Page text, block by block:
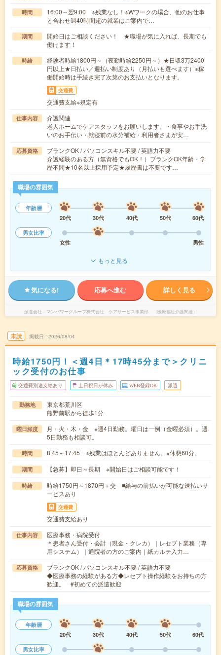
時間
16:00～翌9:00 ※残業なし！※Wワークの場合、他のお仕事
と合わせ週40時間超の就業はご案内で…
期間
開始日はご相談ください！ ★職場が気に入れば、長期でも
働けます！
時給
経験者時給1800円～（夜勤時給2250円～）★日収3万2400
円以上★日払い／週払い制度あり（月払いも選べます）※稼
働開始時は手続き完了次第のお支払いとなります。
交通費
交通費支給※規定有
仕事内容
介護関連
老人ホームでケアスタッフをお願いします。・食事やお手洗
いのお手伝い・就寝前の水分補給・利用者さまが安…
応募資格
ブランクOK / パソコンスキル不要 / 英語力不要
介護経験のある方（無資格でもOK！）ブランクOK年齢・学
歴不問★10名以上採用予定★履歴書は不要です…
職場の雰囲気
年齢層
20代
30代 40代 50代
60代
男女比率
女性
男性
もっと見る
気になる! 応募へ進む 詳しく見る
派遣会社 マンパワーグループ株式会社 ケアサービス事業部 （医療福祉介護関連）
未読 掲載日 2026/08/04
時給1750円！＜週4日＊17時45分まで＞クリニ
ック受付のお仕事
交通費別途支給あり 土日祝日が休み WEB登録OK 派遣
勤務地
東京都荒川区
熊野前駅から徒歩1分
曜日頻度
月・火・木・金 ※週4日勤務。曜日は一例（金曜必須）。週
5日勤務も相談可。
時間 8:45～17:45 ※残業はほとんどありません。※休憩60分。
期間 【急募】即日～長期 ※開始日はご相談可能です！
時給
時給1750円～1870円＋交 ■給与の前払いが可能な速払いサ
ービスあり
交通費
交通費支給あり
仕事内容
医療事務・病院受付
＊患者さん受付・会計（現金・クレカ）｜レセプト業務（専
用システム）｜通院者の方のご案内｜紙カルテ入力…
応募資格
ブランクOK / パソコンスキル不要 / 英語力不要
◆医療事務の経験がある方◆レセプト操作経験をお持ちの方
歓迎。 #初めての派遣歓迎
職場の雰囲気
年齢層
20代
30代 40代 50代
60代
男女比率